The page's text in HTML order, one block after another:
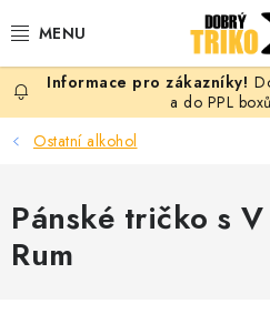
na
PRO ŽENY
PRO MUŽE
PRO DĚTI
DOPLŇKY
a do PPL
Ostatní alkohol
Pánské tričko s
Rum